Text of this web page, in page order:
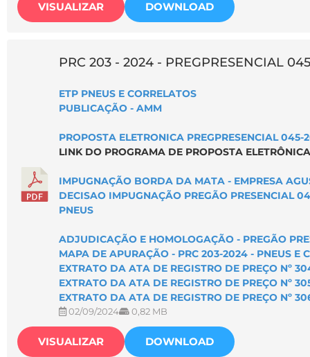
VISUALIZAR DOWNLOAD
PRC 203 - 2024 - PREGPRESENCIAL
ETP PNEUS E CORRELATOS
PUBLICAÇÃO - AMM
PROPOSTA ELETRONICA PREGPRESENCIAL 045-
LINK DO PROGRAMA DE PROPOSTA
IMPUGNAÇÃO BORDA DA MATA - EMPRESA
DECISAO IMPUGNAÇÃO PREGÃO PRESENCIAL
PNEUS
ADJUDICAÇÃO E HOMOLOGAÇÃO - PREGÃO
MAPA DE APURAÇÃO - PRC 203-2024 - PNEUS E
EXTRATO DA ATA DE REGISTRO DE PREÇO Nº
EXTRATO DA ATA DE REGISTRO DE PREÇO Nº
EXTRATO DA ATA DE REGISTRO DE PREÇO Nº
02/09/2024 0,82 MB
VISUALIZAR DOWNLOAD